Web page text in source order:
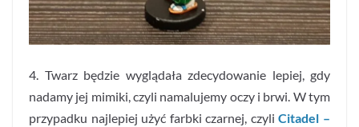
4. Twarz będzie wyglądała zdecydowanie lepiej, gdy
nadamy jej mimiki, czyli namalujemy oczy i brwi. W tym
przypadku najlepiej użyć farbki czarnej, czyliCitadel –